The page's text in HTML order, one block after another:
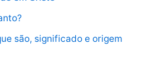
são, significado e origem